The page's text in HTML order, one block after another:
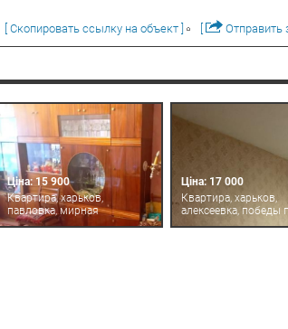
[ Скопировать ссылку на объект ] Отправить
Ціна: 15 900
Квартира, харьков,
павловка, мирная
Ціна: 17 000
Квартира, харьков,
алексеевка, победы